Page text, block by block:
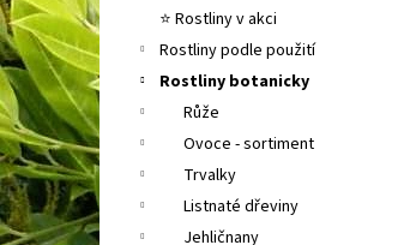
t
r
a
n
n
í
p
a
⭐ Rostliny v akci
Rostliny podle použití
Rostliny botanicky
Růže
Ovoce - sortiment
Trvalky
Listnaté dřeviny
Jehličnany